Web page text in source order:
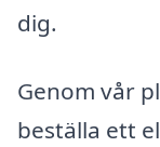
dig.
Genom vår
beställa ett